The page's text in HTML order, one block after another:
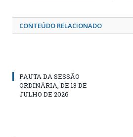
CONTEÚDO RELACIONADO
PAUTA DA SESSÃO
ORDINÁRIA, DE 13 DE
JULHO DE 2026